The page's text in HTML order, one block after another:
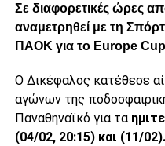
Σε διαφορετικές ώρες
αναμετρηθεί με τη
ΠΑΟΚ για το Europe
Ο Δικέφαλος κατέθεσε
αγώνων της
Παναθηναϊκό για τα
(04/02, 20:15) και (11/02).